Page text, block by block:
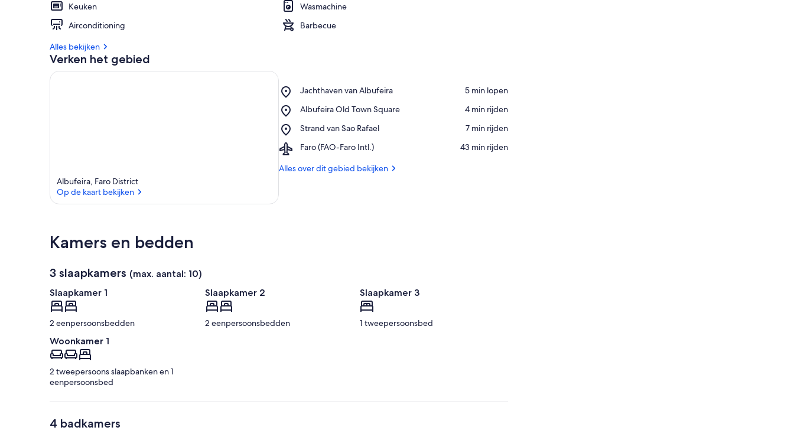
Keuken
Wasmachine
Airconditioning
Barbecue
Alles bekijken
Verken het gebied
Albufeira, Faro District
Op de kaart bekijken
Jachthaven van Albufeira
Place,
van
‪5 min lopen‬
Albufeira Old Town Square
Place,
Old
Square
‪4 min rijden‬
Strand van Sao Rafael
Place,
van
Rafael
‪7 min rijden‬
Faro (FAO-Faro Intl.)
Airport,
(FAO-
‪43 min rijden‬
Alles over dit gebied bekijken
Kamers en bedden
3 slaapkamers (max. aantal: 10)
Slaapkamer 1
2 eenpersoonsbedden
Slaapkamer 2
2 eenpersoonsbedden
Slaapkamer 3
1 tweepersoonsbed
Woonkamer 1
2 tweepersoons slaapbanken en 1
eenpersoonsbed
4 badkamers